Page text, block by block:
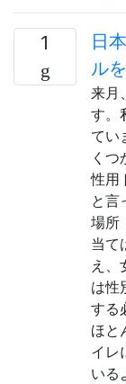
1
日
ル
来月
す。
てい
く
性用
と言
場所
当て
え、
は性
する
ほと
イレ
いる